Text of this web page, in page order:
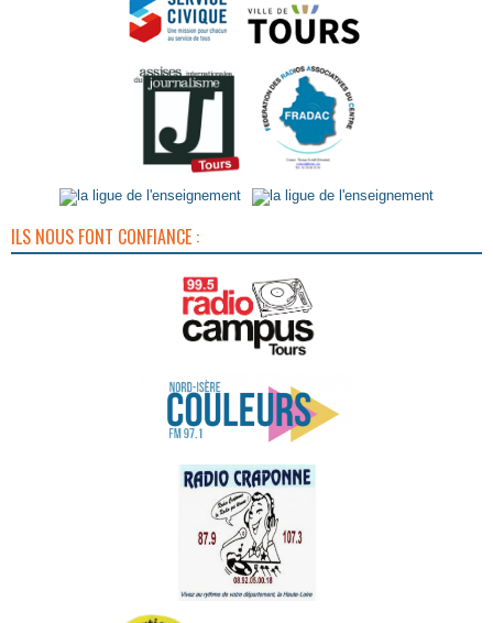
ILS NOUS FONT CONFIANCE :